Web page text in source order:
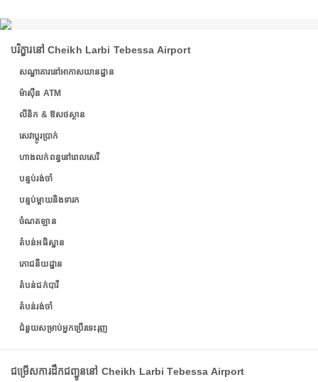
បរិក្ខារនៅ Cheikh Larbi Tebessa Airport
សណ្ឋាគារនៅអាកាសយានដ្ឋាន
ម៉ាស៊ីន ATM
លីនិក & ឱសថស្ថាន
សេវាប្តូរប្រាក់
ហាងលក់ពន្ធនៅពេលសេរី
បន្ទប់រង់ចាំ
បន្ទប់ម្តាយនិងទារក
ចំណតឡាន
តំបន់អធិស្ឋាន
ភោជនីយដ្ឋាន
តំបន់ជក់បារី
តំបន់រង់ចាំ
ជំនួយសម្រាប់អ្នកប្រើរទេះរុញ
ជម្រើសការដឹកជញ្ជូននៅ Cheikh Larbi Tebessa Airport